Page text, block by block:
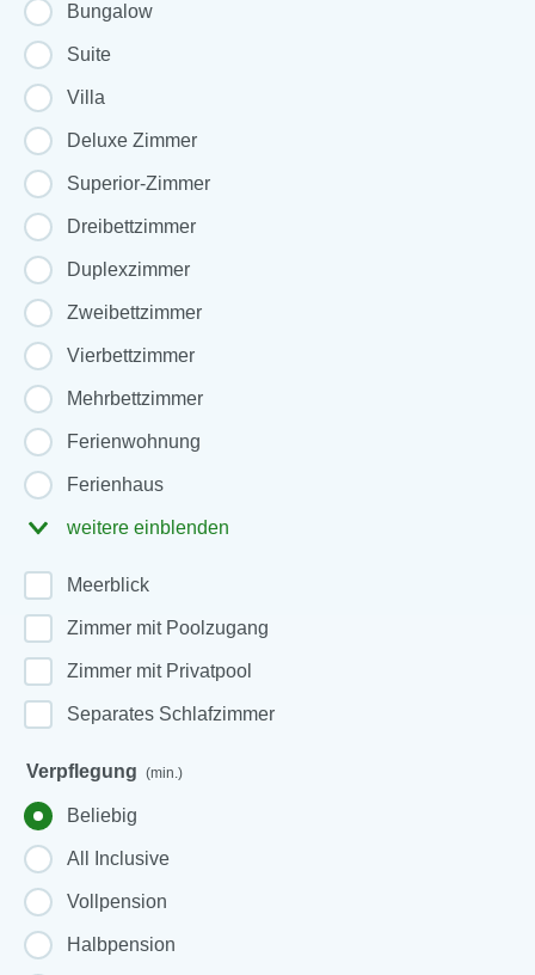
Bungalow
Suite
Villa
Deluxe Zimmer
Superior-Zimmer
Dreibettzimmer
Duplexzimmer
Zweibettzimmer
Vierbettzimmer
Mehrbettzimmer
Ferienwohnung
Ferienhaus
weitere einblenden
Meerblick
Zimmer mit Poolzugang
Zimmer mit Privatpool
Separates Schlafzimmer
Verpflegung (min.)
Beliebig
All Inclusive
Vollpension
Halbpension